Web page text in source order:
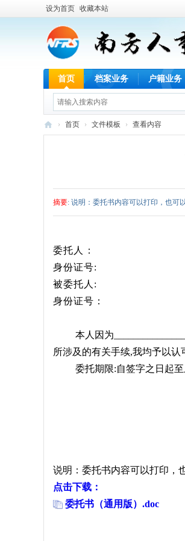
设为首页 收藏本站
首页 档案业务 户籍业务
› 首页 › 文件模板 › 查看内容
摘要: 说明：委托书内容可以打印，也可
委托人：
身份证号:
被委托人 :
身份证号 ：
本人 因为
所涉及的有关手续,我均予以认
委托期限:自签字之日起
说明：委托书内容可以打印，
点击下载：
委托书（通用版）.doc